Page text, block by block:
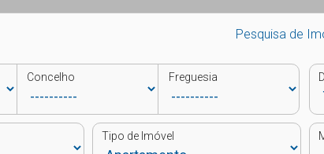
Pesquisa de
Concelho Freguesia
Tipo de Imóvel